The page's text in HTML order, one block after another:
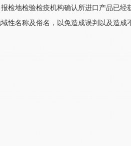
检地检验检疫机构确认所进口产品已经
性名称及俗名，以免造成误判以及造成